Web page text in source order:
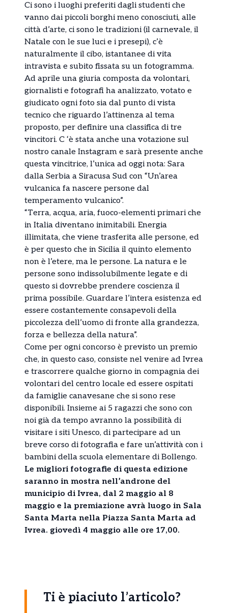
Ci sono i luoghi preferiti dagli studenti che
vanno dai piccoli borghi meno conosciuti, alle
città d’arte, ci sono le tradizioni (il carnevale, il
Natale con le sue luci e i presepi), c’è
naturalmente il cibo, istantanee di vita
intravista e subito fissata su un fotogramma.
Ad aprile una giuria composta da volontari,
giornalisti e fotografi ha analizzato, votato e
giudicato ogni foto sia dal punto di vista
tecnico che riguardo l’attinenza al tema
proposto, per definire una classifica di tre
vincitori. C ‘è stata anche una votazione sul
nostro canale Instagram e sarà presente anche
questa vincitrice, l’unica ad oggi nota: Sara
dalla Serbia a Siracusa Sud con “Un’area
vulcanica fa nascere persone dal
temperamento vulcanico”.
“Terra, acqua, aria, fuoco-elementi primari che
in Italia diventano inimitabili. Energia
illimitata, che viene trasferita alle persone, ed
è per questo che in Sicilia il quinto elemento
non è l’etere, ma le persone. La natura e le
persone sono indissolubilmente legate e di
questo si dovrebbe prendere coscienza il
prima possibile. Guardare l’intera esistenza ed
essere costantemente consapevoli della
piccolezza dell’uomo di fronte alla grandezza,
forza e bellezza della natura”.
Come per ogni concorso è previsto un premio
che, in questo caso, consiste nel venire ad Ivrea
e trascorrere qualche giorno in compagnia dei
volontari del centro locale ed essere ospitati
da famiglie canavesane che si sono rese
disponibili. Insieme ai 5 ragazzi che sono con
noi già da tempo avranno la possibilità di
visitare i siti Unesco, di partecipare ad un
breve corso di fotografia e fare un’attività con i
bambini della scuola elementare di Bollengo.
Le migliori fotografie di questa edizione
saranno in mostra nell’androne del
municipio di Ivrea, dal 2 maggio al 8
maggio e la premiazione avrà luogo in Sala
Santa Marta nella Piazza Santa Marta ad
Ivrea. giovedì 4 maggio alle ore 17,00.
Ti è piaciuto l’articolo?